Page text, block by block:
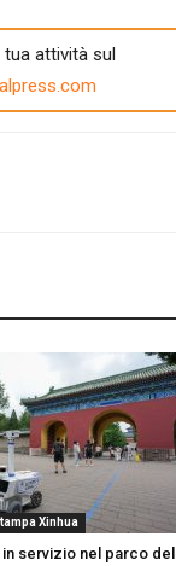
attività sul
Xinhua
servizio nel parco del